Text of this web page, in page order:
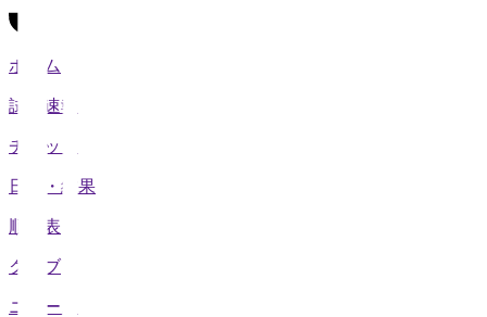
ホーム
試合速報
チケット
日程・結果
順位表
クラブ
ニュース